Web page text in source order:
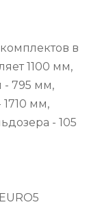
в
1100 мм,
- 795 мм,
мм,
- 105